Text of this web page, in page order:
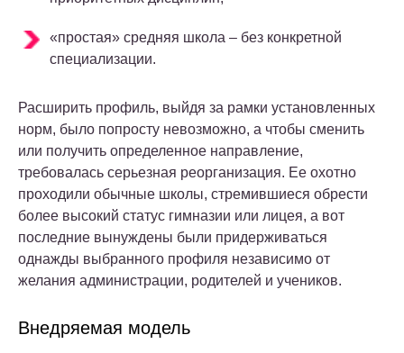
«простая» средняя школа – без конкретной
специализации.
Расширить профиль, выйдя за рамки установленных
норм, было попросту невозможно, а чтобы сменить
или получить определенное направление,
требовалась серьезная реорганизация. Ее охотно
проходили обычные школы, стремившиеся обрести
более высокий статус гимназии или лицея, а вот
последние вынуждены были придерживаться
однажды выбранного профиля независимо от
желания администрации, родителей и учеников.
Внедряемая модель